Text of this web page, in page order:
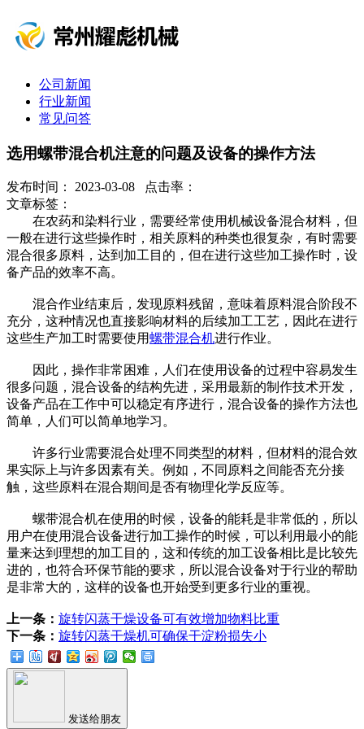
公司新闻
行业新闻
常见问答
选用螺带混合机注意的问题及设备的操作方法
发布时间： 2023-03-08 点击率：
文章标签：
在农药和染料行业，需要经常使用机械设备混合材料，但
一般在进行这些操作时，相关原料的种类也很复杂，有时需要
混合很多原料，达到加工目的，但在进行这些加工操作时，设
备产品的效率不高。
混合作业结束后，发现原料残留，意味着原料混合阶段不
充分，这种情况也直接影响材料的后续加工工艺，因此在进行
这些生产加工时需要使用螺带混合机进行作业。
因此，操作非常困难，人们在使用设备的过程中容易发生
很多问题，混合设备的结构先进，采用最新的制作技术开发，
设备产品在工作中可以稳定有序进行，混合设备的操作方法也
简单，人们可以简单地学习。
许多行业需要混合处理不同类型的材料，但材料的混合效
果实际上与许多因素有关。例如，不同原料之间能否充分接
触，这些原料在混合期间是否有物理化学反应等。
螺带混合机在使用的时候，设备的能耗是非常低的，所以
用户在使用混合设备进行加工操作的时候，可以利用最小的能
量来达到理想的加工目的，这和传统的加工设备相比是比较先
进的，也符合环保节能的要求，所以混合设备对于行业的帮助
是非常大的，这样的设备也开始受到更多行业的重视。
上一条： 旋转闪蒸干燥设备可有效增加物料比重
下一条： 旋转闪蒸干燥机可确保干淀粉损失小
发送给朋友